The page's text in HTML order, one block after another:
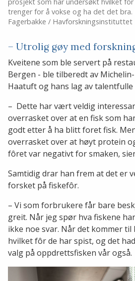
trenger for å vokse og ha det det bra.
Fagerbakke / Havforskningsinstituttet
– Utrolig gøy med
Kveitene som ble servert på
Bergen - ble tilberedt av
Haatuft og hans lag av talentfulle
– Dette har vært veldig
overrasket over at en fisk som
godt etter å ha blitt foret fisk.
overrasket over at høyt protein
fôret var negativt for smaken,
Samtidig drar han frem at det er
forsket på fiskefôr.
– Vi som forbrukere får bare
greit. Når jeg spør hva fiskene
ikke noe svar. Når det kommer til
hvilket fôr de har spist, og det
valg på oppdrettsfisken vår også.